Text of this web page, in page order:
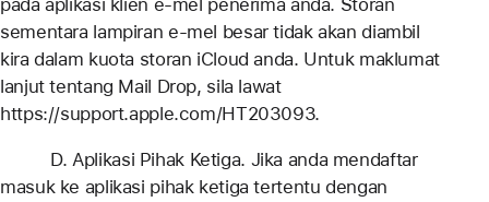
pada aplikasi klien e-mel penerima anda. Storan
sementara lampiran e-mel besar tidak akan diambil
kira dalam kuota storan iCloud anda. Untuk maklumat
lanjut tentang Mail Drop, sila lawat
https://support.apple.com/HT203093.
D. Aplikasi Pihak Ketiga. Jika anda mendaftar
masuk ke aplikasi pihak ketiga tertentu dengan